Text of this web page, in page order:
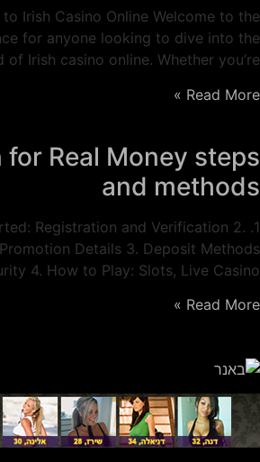
Irish Casino Online Welcome to the
for anyone looking to dive into the
of Irish casino online. Whether you’re
Read More »
for Real Money steps
and methods
Registration and Verification 2.
Details 3. Deposit Methods
4. How to Play: Slots, Live Casino
Read More »